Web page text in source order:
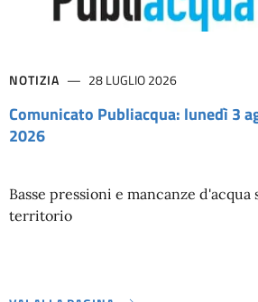
NOTIZIA 28 LUGLIO 2026
Comunicato Publiacqua: lunedì 3
2026
Basse pressioni e mancanze d'acqua
territorio